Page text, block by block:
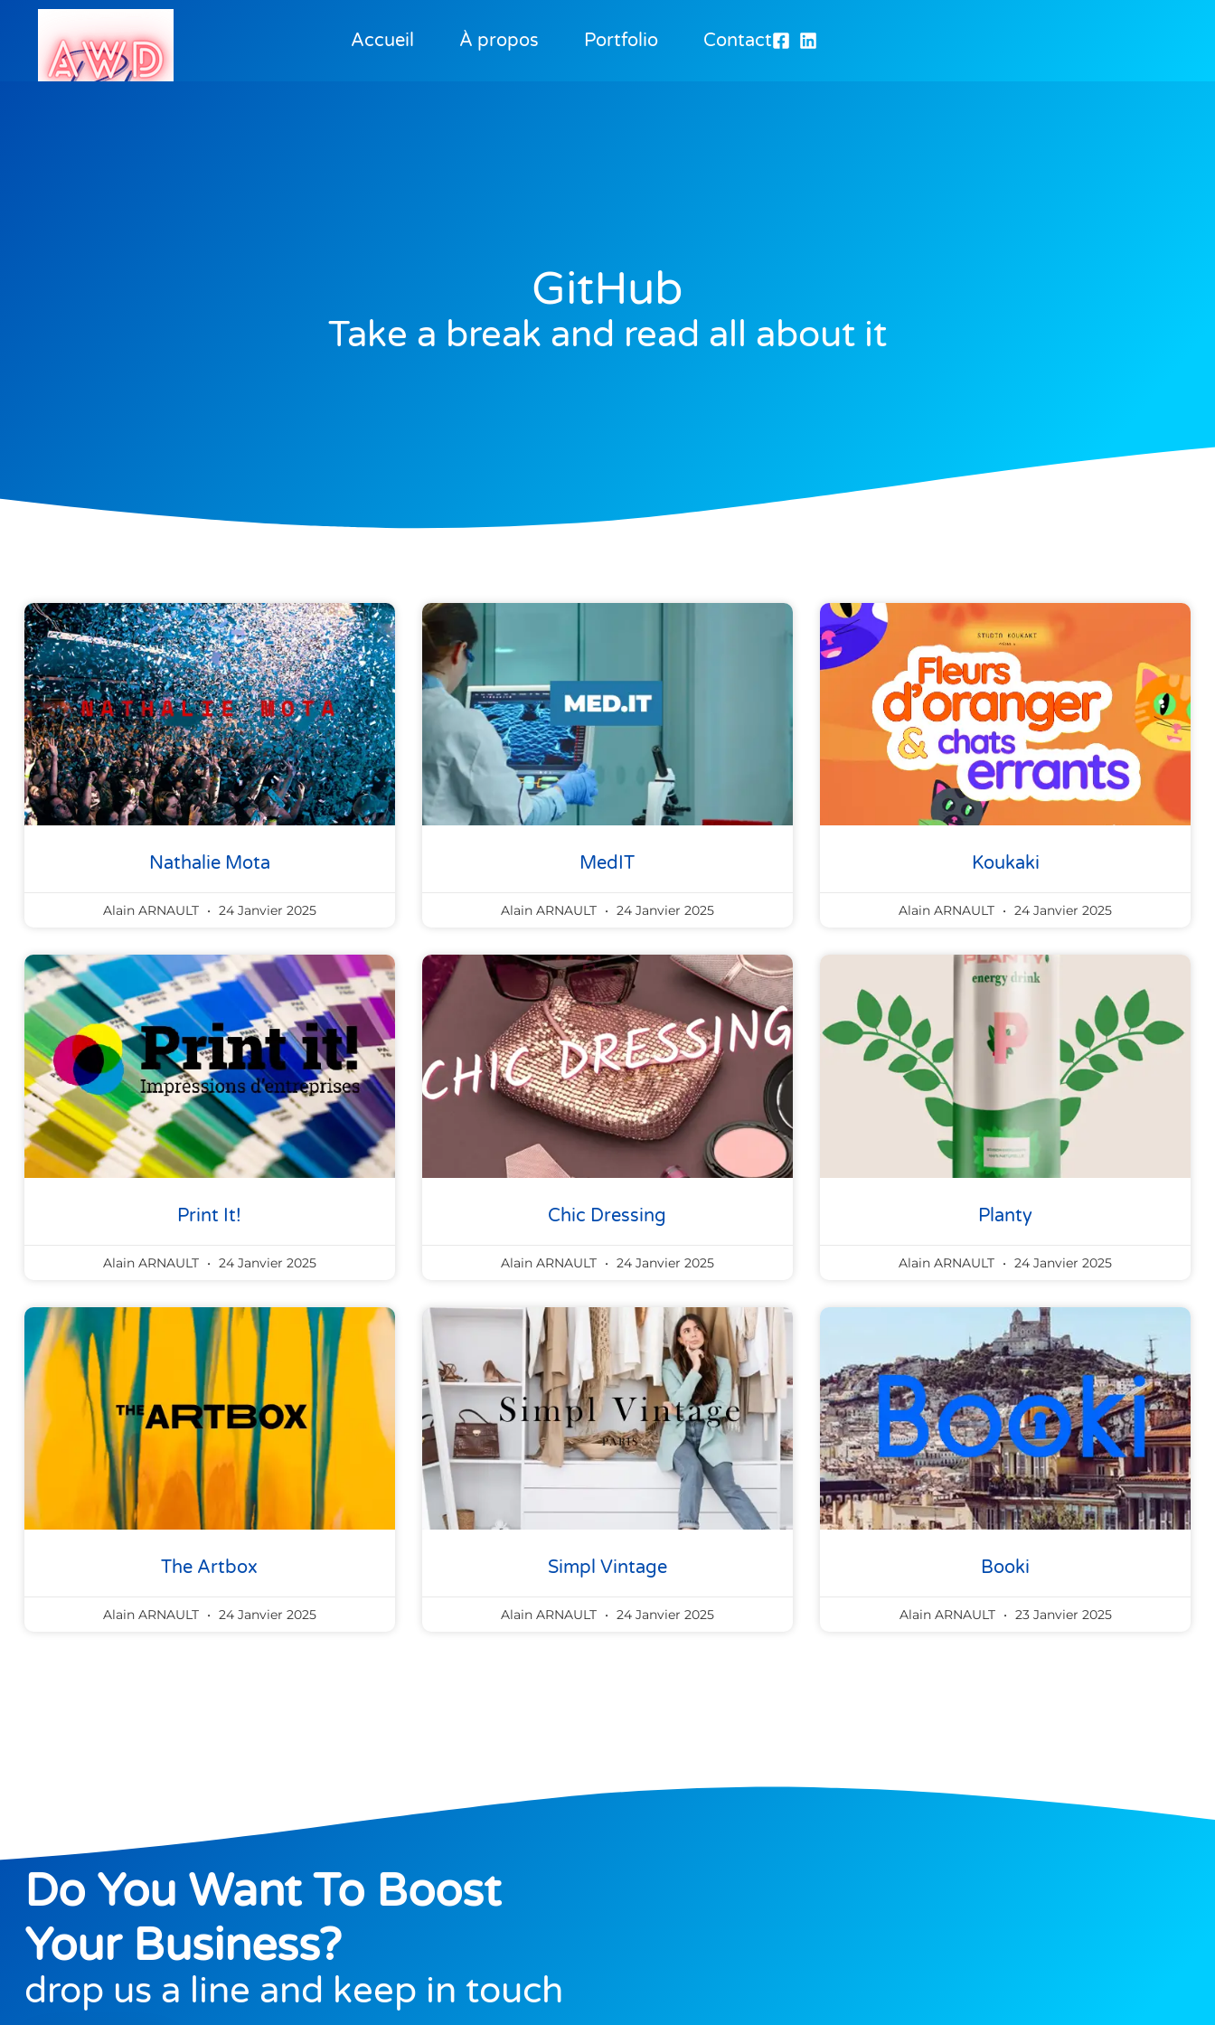
Accueil À propos Portfolio Contact
GitHub
Take a break and read all about it
Nathalie Mota
Alain ARNAULT 24 Janvier 2025
MedIT
Alain ARNAULT 24 Janvier 2025
Koukaki
Alain ARNAULT 24 Janvier 2025
Print It!
Alain ARNAULT 24 Janvier 2025
Chic Dressing
Alain ARNAULT 24 Janvier 2025
Planty
Alain ARNAULT 24 Janvier 2025
The Artbox
Alain ARNAULT 24 Janvier 2025
Simpl Vintage
Alain ARNAULT 24 Janvier 2025
Booki
Alain ARNAULT 23 Janvier 2025
Do You Want To Boost
Your Business?
drop us a line and keep in touch